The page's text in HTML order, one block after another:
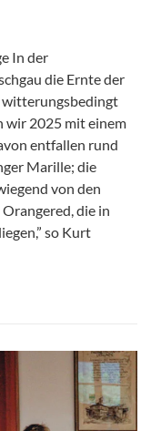
In der
die Ernte der
witterungsbedingt
wir 2025 mit einem
entfallen rund
Marille; die
von den
die in
so Kurt